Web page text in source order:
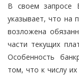
В своем запросе
указывает, что на
возложена
части текущих
Особенность
том, что к числу